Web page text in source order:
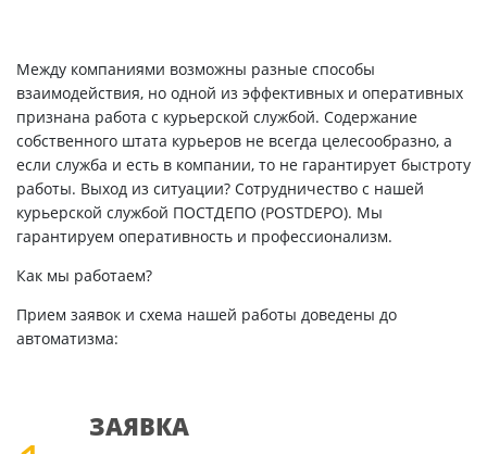
Между компаниями возможны разные способы
взаимодействия, но одной из эффективных и оперативных
признана работа с курьерской службой. Содержание
собственного штата курьеров не всегда целесообразно, а
если служба и есть в компании, то не гарантирует быстроту
работы. Выход из ситуации? Сотрудничество с нашей
курьерской службой ПОСТДЕПО (POSTDEPO). Мы
гарантируем оперативность и профессионализм.
Как мы работаем?
Прием заявок и схема нашей работы доведены до
автоматизма:
ЗАЯВКА